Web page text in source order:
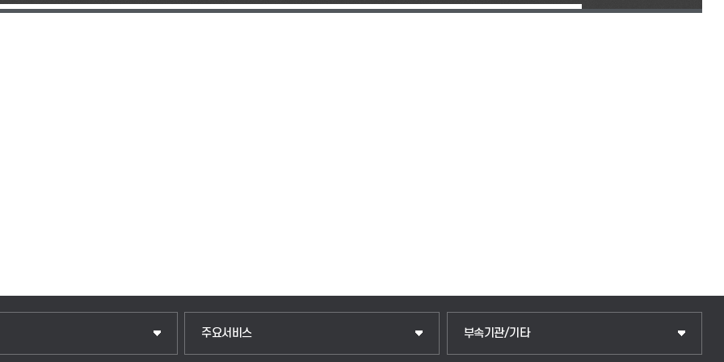
주요서비스
입학안내 부속기관/기타
중앙도서관